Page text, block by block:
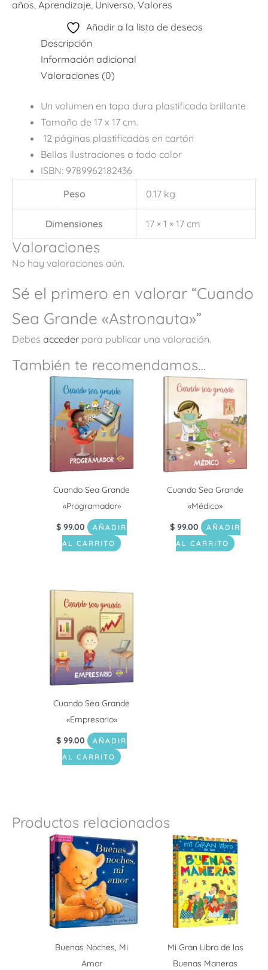
años Aprendizaje Universo Valores
Añadir a la lista de deseos
Descripción
Información adicional
Valoraciones (0)
Un volumen en tapa dura plastificada brillante
Tamaño de 17 x 17 cm.
12 páginas plastificadas en cartón
Bellas ilustraciones a todo color
ISBN: 9789962182436
Peso
0.17 kg
Dimensiones 17 × 1 × 17 cm
Valoraciones
No hay valoraciones aún.
Sé el primero en valorar “Cuando
Sea Grande «Astronauta»”
Debes acceder para publicar una valoración.
También te recomendamos…
Cuando Sea Grande
«Programador»
$ 99.00
AÑADIR
AL CARRITO
Cuando Sea Grande
«Médico»
$ 99.00
AÑADIR
AL CARRITO
Cuando Sea Grande
«Empresario»
$ 99.00
AÑADIR
AL CARRITO
Productos relacionados
Buenas Noches, Mi
Amor
Mi Gran Libro de las
Buenas Maneras